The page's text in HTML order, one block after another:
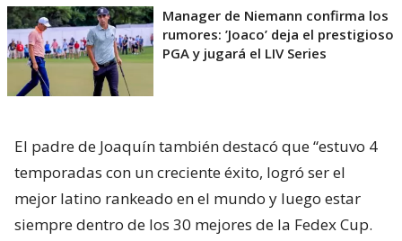
Manager de Niemann confirma los
rumores: ’Joaco’ deja el prestigioso
PGA y jugará el LIV Series
El padre de Joaquín también destacó que “estuvo 4
temporadas con un creciente éxito, logró ser el
mejor latino rankeado en el mundo y luego estar
siempre dentro de los 30 mejores de la Fedex Cup.